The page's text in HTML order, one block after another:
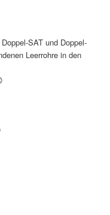
SAT und Doppel-
Leerrohre in den